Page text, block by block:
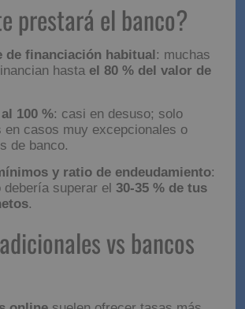
te prestará el
de financiación habitual
100 %: casi en desuso; solo
de banco.
y ratio de endeudamiento
vs